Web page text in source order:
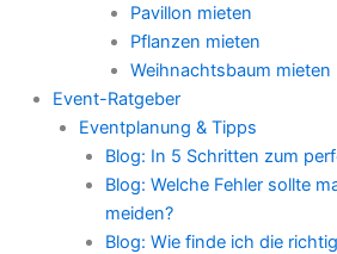
Pavillon mieten
Pflanzen mieten
Weihnachtsbaum mieten
Event-Ratgeber
Eventplanung & Tipps
Blog: In 5 Schritten zum
Blog: Welche Fehler sollte
meiden?
Blog: Wie finde ich die